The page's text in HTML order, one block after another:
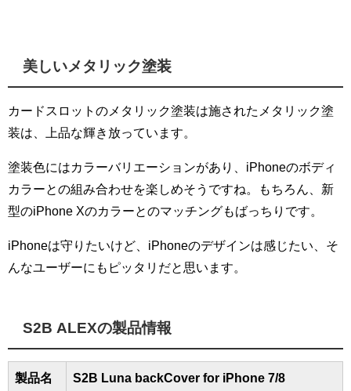
美しいメタリック塗装
カードスロットのメタリック塗装は施されたメタリック塗
装は、上品な輝き放っています。
塗装色にはカラーバリエーションがあり、iPhoneのボディ
カラーとの組み合わせを楽しめそうですね。もちろん、新
型のiPhone Xのカラーとのマッチングもばっちりです。
iPhoneは守りたいけど、iPhoneのデザインは感じたい、そ
んなユーザーにもピッタリだと思います。
S2B ALEXの製品情報
製品名 S2B Luna backCover for iPhone 7/8